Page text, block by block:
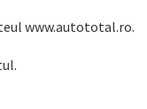
www.autototal.ro.